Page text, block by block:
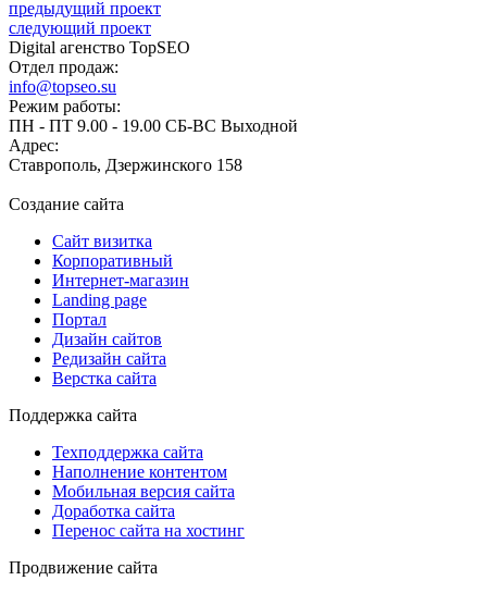
предыдущий проект
следующий проект
Digital агенство TopSEO
Отдел продаж:
info@topseo.su
Режим работы:
ПН - ПТ 9.00 - 19.00 СБ-ВС Выходной
Адрес:
Ставрополь, Дзержинского 158
Создание сайта
Сайт визитка
Корпоративный
Интернет-магазин
Landing page
Портал
Дизайн сайтов
Редизайн сайта
Верстка сайта
Поддержка сайта
Техподдержка сайта
Наполнение контентом
Мобильная версия сайта
Доработка сайта
Перенос сайта на хостинг
Продвижение сайта